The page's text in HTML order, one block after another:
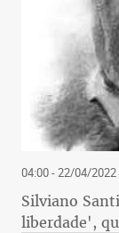
04:00 - 22/04/2022
Silviano
liberdade',